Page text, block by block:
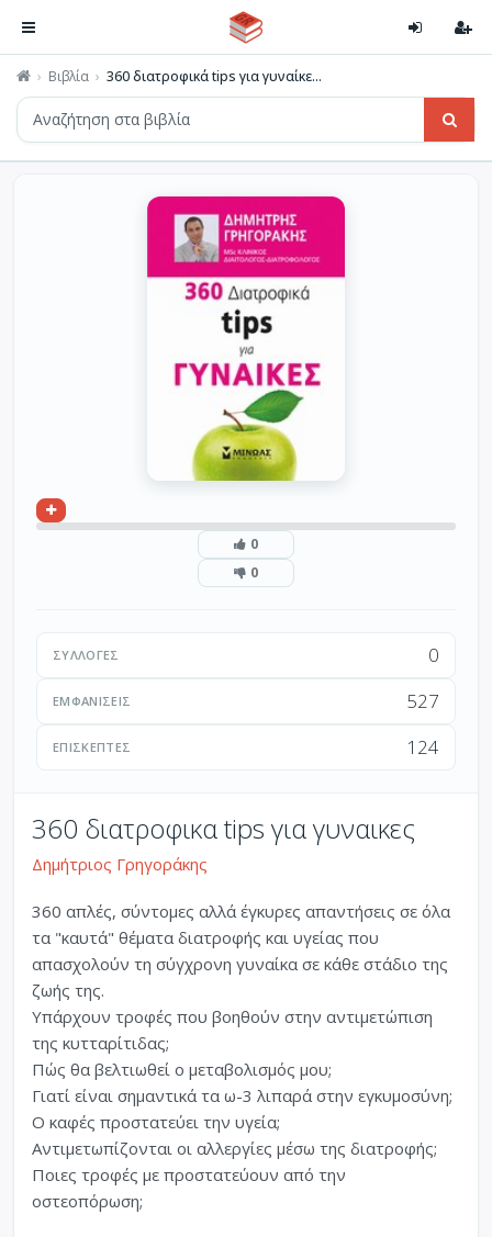
Βιβλία 360 διατροφικά tips για γυναίκε...
0
0
ΣΥΛΛΟΓΈΣ 0
ΕΜΦΑΝΊΣΕΙΣ 527
ΕΠΙΣΚΈΠΤΕΣ 124
360 διατροφικα tips για γυναικες
Δημήτριος Γρηγοράκης
360 απλές, σύντομες αλλά έγκυρες απαντήσεις σε όλα
τα "καυτά" θέματα διατροφής και υγείας που
απασχολούν τη σύγχρονη γυναίκα σε κάθε στάδιο της
ζωής της.
Υπάρχουν τροφές που βοηθούν στην αντιμετώπιση
της κυτταρίτιδας;
Πώς θα βελτιωθεί ο μεταβολισμός μου;
Γιατί είναι σημαντικά τα ω-3 λιπαρά στην εγκυμοσύνη;
Ο καφές προστατεύει την υγεία;
Αντιμετωπίζονται οι αλλεργίες μέσω της διατροφής;
Ποιες τροφές με προστατεύουν από την
οστεοπόρωση;